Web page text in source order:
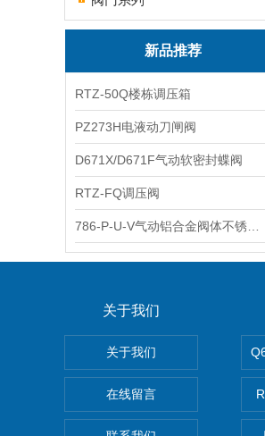
新品推荐
RTZ-50Q楼栋调压箱
PZ273H电液动刀闸阀
D671X/D671F气动软密封蝶阀
RTZ-FQ调压阀
关于我们
关于我们
在线留言